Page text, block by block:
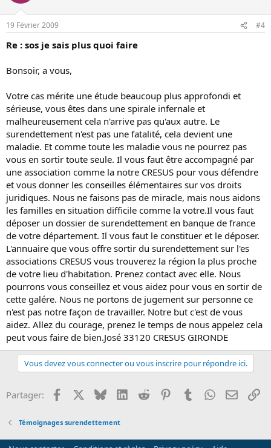
19 Février 2009 #4
Re : sos je sais plus quoi faire
Bonsoir, a vous,
Votre cas mérite une étude beaucoup plus approfondi et
sérieuse, vous êtes dans une spirale infernale et
malheureusement cela n'arrive pas qu'aux autre. Le
surendettement n'est pas une fatalité, cela devient une
maladie. Et comme toute les maladie vous ne pourrez pas
vous en sortir toute seule. Il vous faut être accompagné par
une association comme la notre CRESUS pour vous défendre
et vous donner les conseilles élémentaires sur vos droits
juridiques. Nous ne faisons pas de miracle, mais nous aidons
les familles en situation difficile comme la votre.Il vous faut
déposer un dossier de surendettement en banque de france
de votre département. Il vous faut le constituer et le déposer.
L'annuaire que vous offre sortir du surendettement sur l'es
associations CRESUS vous trouverez la région la plus proche
de votre lieu d'habitation. Prenez contact avec elle. Nous
pourrons vous conseillez et vous aidez pour vous en sortir de
cette galére. Nous ne portons de jugement sur personne ce
n'est pas notre façon de travailler. Notre but c'est de vous
aidez. Allez du courage, prenez le temps de nous appelez cela
peut vous faire de bien.José 33120 CRESUS GIRONDE
Vous devez vous connecter ou vous inscrire pour répondre ici.
Partager: Facebook BlueskyLinkedInReddit PinterestTumblrWhatsApp
Email
Témoignages surendettement